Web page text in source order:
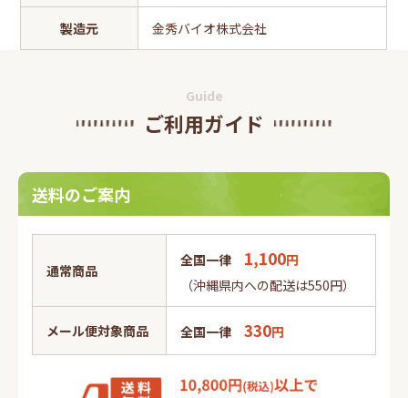
製造元 金秀バイオ株式会社
Guide
ご利用ガイド
送料のご案内
通常商品
全国一律 1,100円
（沖縄県内への配送は550円）
メール便対象商品 全国一律 330円